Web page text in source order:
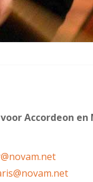
Accordeon en